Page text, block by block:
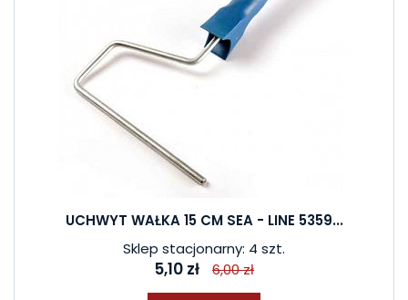
UCHWYT WAŁKA 15 CM SEA - LINE 5359...
Sklep stacjonarny: 4 szt.
5,10 zł 6,00 zł